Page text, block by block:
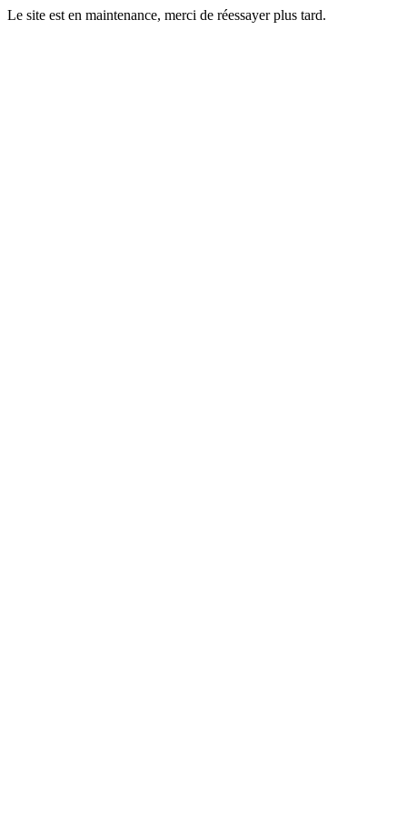
Le site est en maintenance, merci de réessayer plus tard.